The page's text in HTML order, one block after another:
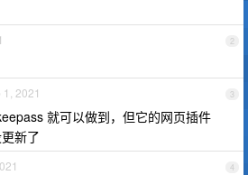
2
3
1, 2021
就可以做到，但它的网页插件
新了
4